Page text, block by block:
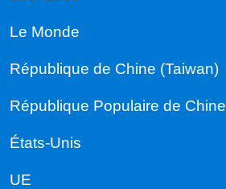
Le Monde
République de Chine (Taiwan)
République Populaire de Chine
États-Unis
UE